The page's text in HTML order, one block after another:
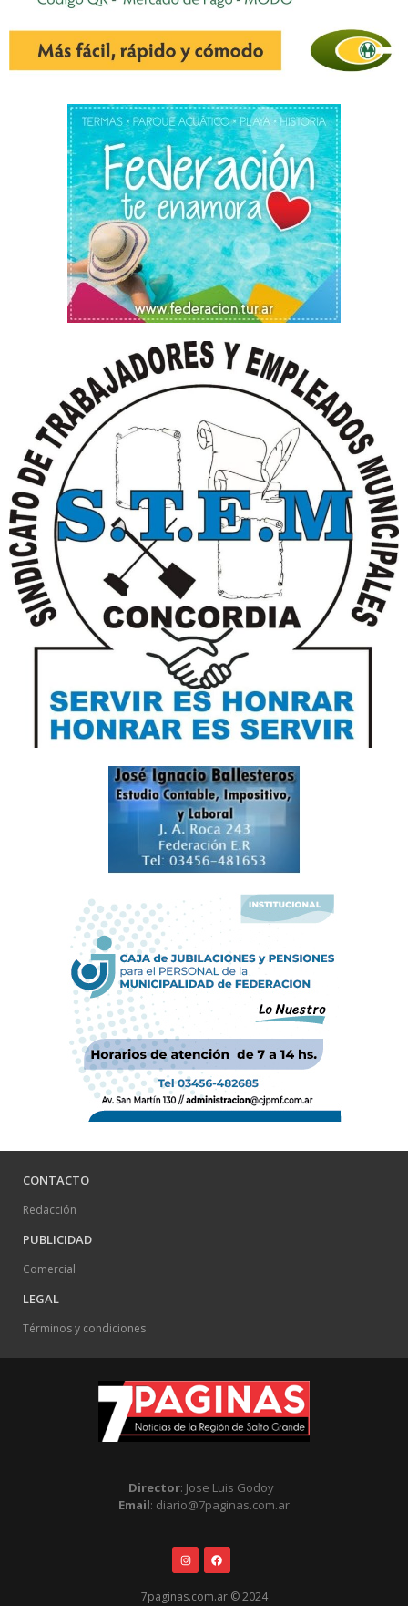
CONTACTO
Redacción
PUBLICIDAD
Comercial
LEGAL
Términos y condiciones
Director: Jose Luis Godoy
Email: diario@7paginas.com.ar
7paginas.com.ar © 2024